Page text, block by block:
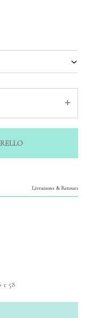
Livraisons & Retours
e 58